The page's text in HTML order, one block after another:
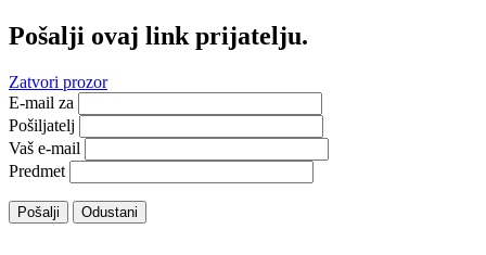
Pošalji ovaj link prijatelju.
Zatvori prozor
E-mail za
Pošiljatelj
Vaš e-mail
Predmet
Pošalji Odustani